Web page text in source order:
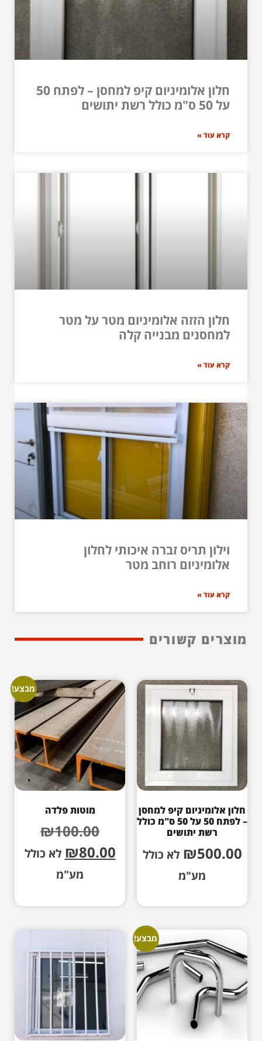
חלון אלומיניום קיפ למחסן – לפתח 50
על 50 ס"מ כולל רשת יתושים
קרא עוד »
חלון הזזה אלומיניום מטר על מטר
למחסנים מבנייה קלה
קרא עוד »
וילון תריס זברה איכותי לחלון
אלומיניום רוחב מטר
קרא עוד »
מוצרים קשורים
חלון אלומיניום קיפ למחסן
– לפתח 50 על 50 ס"מ כולל
רשת יתושים
₪500.00
לא כולל
מע"מ
מבצע!
מוטות פלדה
₪100.00
₪80.00
לא כולל
מע"מ
מבצע!